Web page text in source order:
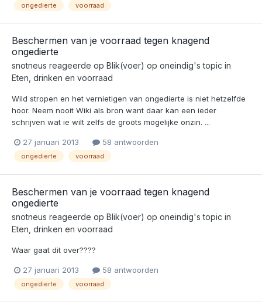
ongedierte voorraad
Beschermen van je voorraad tegen knagend
ongedierte
snotneus reageerde op Blik(voer) op oneindig's topic in
Eten, drinken en voorraad
Wild stropen en het vernietigen van ongedierte is niet hetzelfde
hoor. Neem nooit Wiki als bron want daar kan een ieder
schrijven wat ie wilt zelfs de groots mogelijke onzin. ...
27 januari 2013 58 antwoorden
ongedierte voorraad
Beschermen van je voorraad tegen knagend
ongedierte
snotneus reageerde op Blik(voer) op oneindig's topic in
Eten, drinken en voorraad
Waar gaat dit over????
27 januari 2013 58 antwoorden
ongedierte voorraad